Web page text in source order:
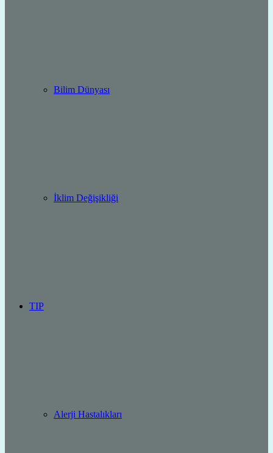
Bilim Dünyası
İklim Değişikliği
TIP
Alerji Hastalıkları